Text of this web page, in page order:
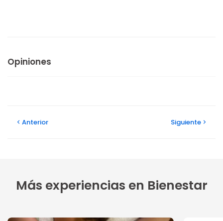
Opiniones
Anterior Siguiente
Más experiencias en Bienestar